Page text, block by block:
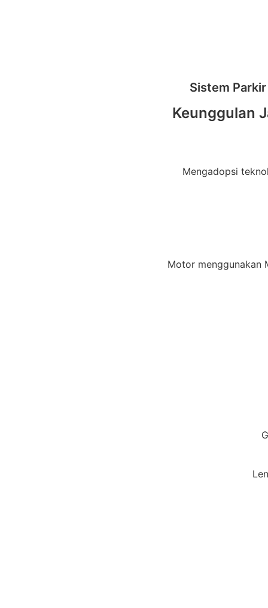
Sistem
Keunggulan
Mengadopsi
Motor menggunakan